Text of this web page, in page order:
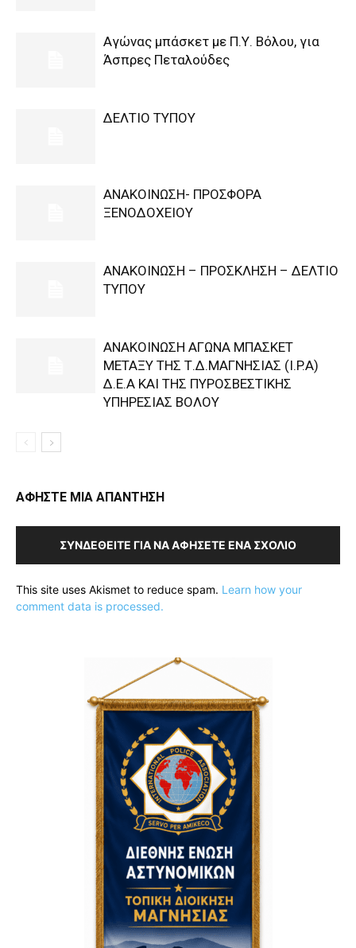
Αγώνας μπάσκετ με Π.Υ. Βόλου, για
Άσπρες Πεταλούδες
ΔΕΛΤΙΟ ΤΥΠΟΥ
ΑΝΑΚΟΙΝΩΣΗ- ΠΡΟΣΦΟΡΑ
ΞΕΝΟΔΟΧΕΙΟΥ
ΑΝΑΚΟΙΝΩΣΗ – ΠΡΟΣΚΛΗΣΗ – ΔΕΛΤΙΟ
ΤΥΠΟΥ
ΑΝΑΚΟΙΝΩΣΗ ΑΓΩΝΑ ΜΠΑΣΚΕΤ
ΜΕΤΑΞΥ ΤΗΣ Τ.Δ.ΜΑΓΝΗΣΙΑΣ (I.P.A)
Δ.Ε.Α KAI ΤΗΣ ΠΥΡΟΣΒΕΣΤΙΚΗΣ
ΥΠΗΡΕΣΙΑΣ ΒΟΛΟΥ
ΑΦΗΣΤΕ ΜΙΑ ΑΠΑΝΤΗΣΗ
ΣΥΝΔΕΘΕΊΤΕ ΓΙΑ ΝΑ ΑΦΉΣΕΤΕ ΈΝΑ ΣΧΌΛΙΟ
This site uses Akismet to reduce spam. Learn how your
comment data is processed.